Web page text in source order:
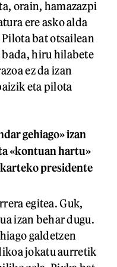
orain, hamazazpi
ere asko alda
bat otsailean
bada, hiru hilabete
ez da izan
eta pilota
gehiago» izan
«kontuan hartu»
presidente
egitea. Guk,
izan behar dugu.
galdetzen
jokatu aurretik